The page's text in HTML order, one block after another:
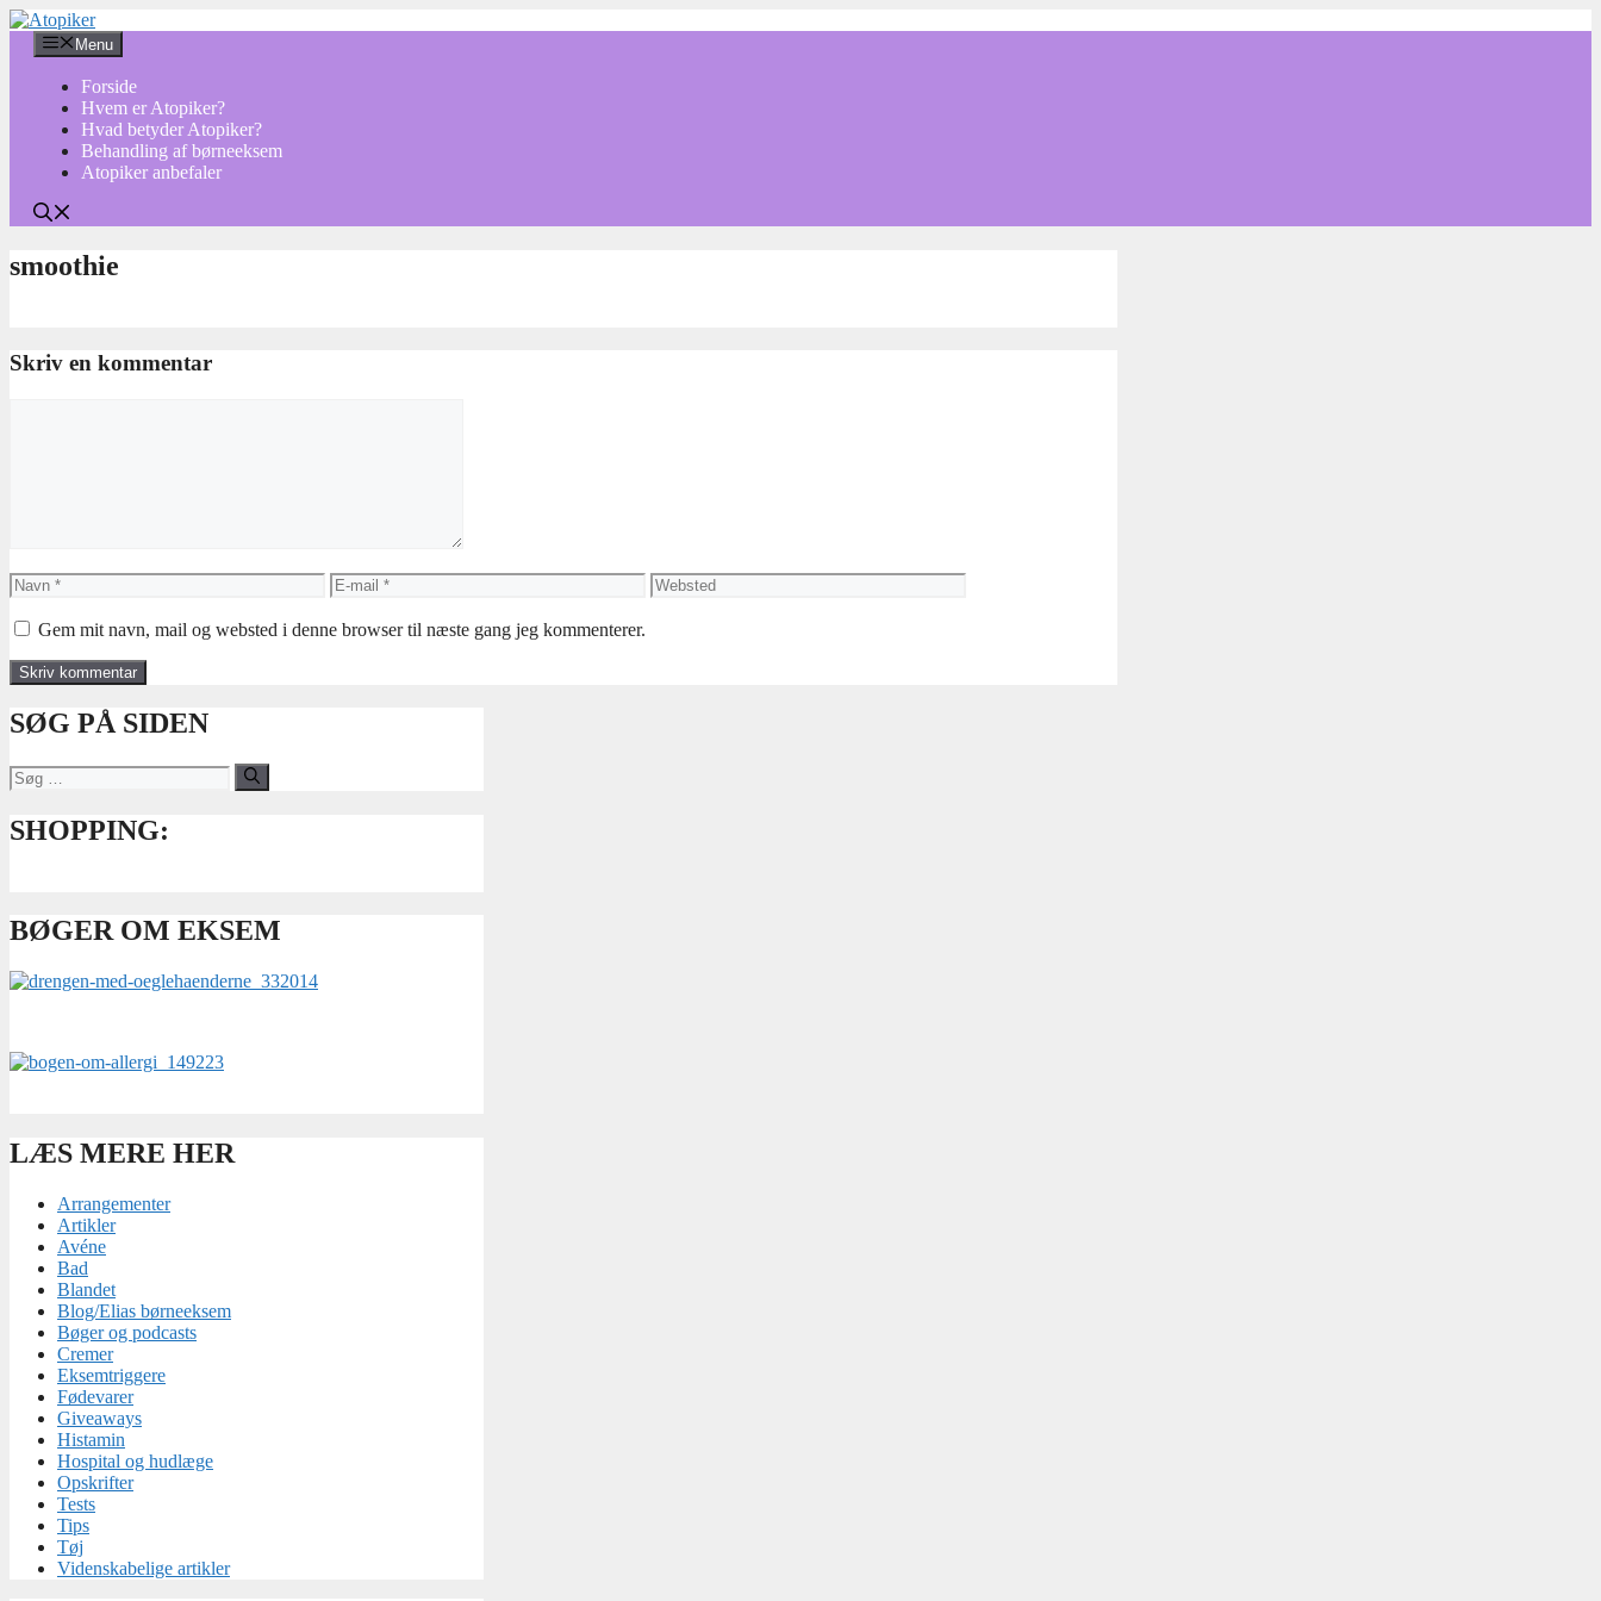
Hop
indhold
Menu
Forside
Hvem er Atopiker?
Hvad betyder Atopiker?
Behandling af børneeksem
Atopiker anbefaler
smoothie
Skriv en kommentar
Navn
E-
mail
Websted
Gem mit navn, mail og websted i denne browser til næste gang jeg kommenterer.
SØG PÅ SIDEN
Søg
efter:
SHOPPING:
BØGER OM EKSEM
LÆS MERE HER
Arrangementer
Artikler
Avéne
Bad
Blandet
Blog/Elias børneeksem
Bøger og podcasts
Cremer
Eksemtriggere
Fødevarer
Giveaways
Histamin
Hospital og hudlæge
Opskrifter
Tests
Tips
Tøj
Videnskabelige artikler